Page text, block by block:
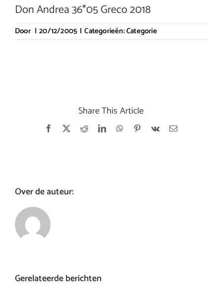
Don Andrea 36*05 Greco 2018
Door | 20/12/2005 | Categorieën:Categorie
Share This Article
Facebook RedditLinkedInWhatsApp
Pinterest
Vk
E-
Over de auteur:
Gerelateerde berichten